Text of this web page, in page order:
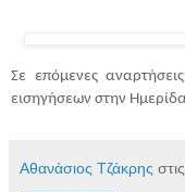
Σε επόμενες
εισηγήσεων στην
Αθανάσιος Τζάκρης στις